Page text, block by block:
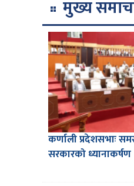
मुख्य
कर्णाली प्रदेशसभाः
सरकारको ध्यानाकर्षण